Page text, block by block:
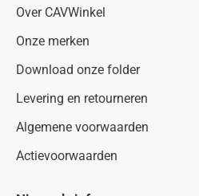
Over CAVWinkel
Onze merken
Download onze folder
Levering en retourneren
Algemene voorwaarden
Actievoorwaarden